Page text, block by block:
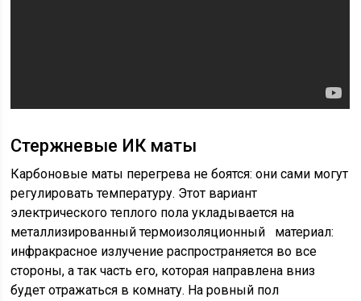
Стержневые ИК маты
Карбоновые маты перегрева не боятся: они сами могут
регулировать температуру. Этот вариант
электрического теплого пола укладывается на
металлизированный термоизоляционный материал:
инфракрасное излучение распространяется во все
стороны, а так часть его, которая направлена вниз
будет отражаться в комнату. На ровный пол